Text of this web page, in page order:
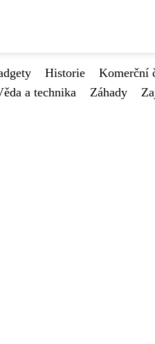
Historie Komerční
a technika Záhady